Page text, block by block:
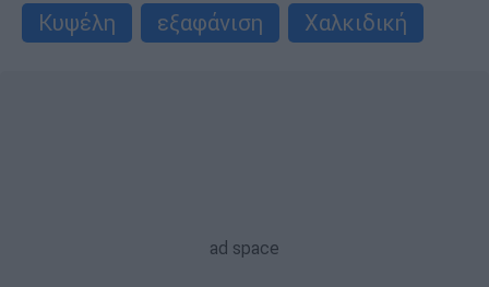
Κυψέλη
εξαφάνιση Χαλκιδική